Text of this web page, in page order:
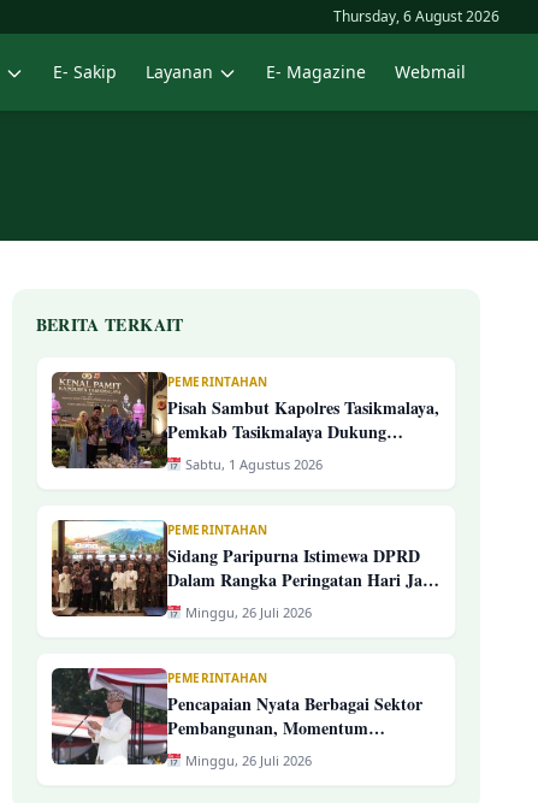
Thursday, 6 August 2026
E- Sakip Layanan E- Magazine Webmail
BERITA TERKAIT
PEMERINTAHAN
Pisah Sambut Kapolres Tasikmalaya,
Pemkab Tasikmalaya Dukung
Estafet Kepemimpinan Yang
Semakin Presisi
Sabtu, 1 Agustus 2026
PEMERINTAHAN
Sidang Paripurna Istimewa DPRD
Dalam Rangka Peringatan Hari Jadi
Ke-394 Kab. Tasikmalaya
Minggu, 26 Juli 2026
PEMERINTAHAN
Pencapaian Nyata Berbagai Sektor
Pembangunan, Momentum
Peringatan Hari Jadi Ke-394
Kabupaten Tasikmalaya
Minggu, 26 Juli 2026